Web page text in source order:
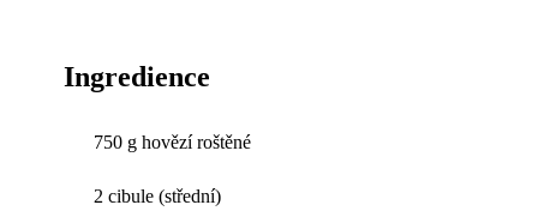
Ingredience
750 g hovězí roštěné
2 cibule (střední)